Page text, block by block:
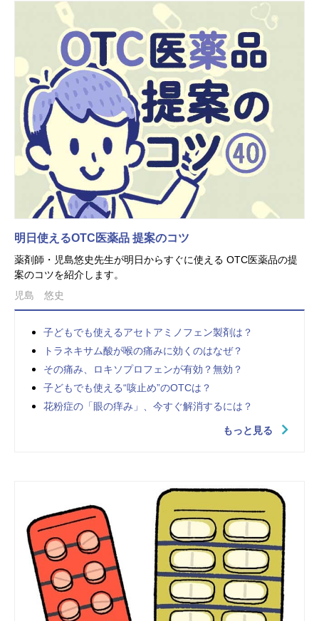
明日使えるOTC医薬品 提案のコツ
薬剤師・児島悠史先生が明日からすぐに使える OTC医薬品の提
案のコツを紹介します。
児島 悠史
子どもでも使えるアセトアミノフェン製剤は？
トラネキサム酸が喉の痛みに効くのはなぜ？
その痛み、ロキソプロフェンが有効？無効？
子どもでも使える“咳止め”のOTCは？
花粉症の「眼の痒み」、今すぐ解消するには？
もっと見る